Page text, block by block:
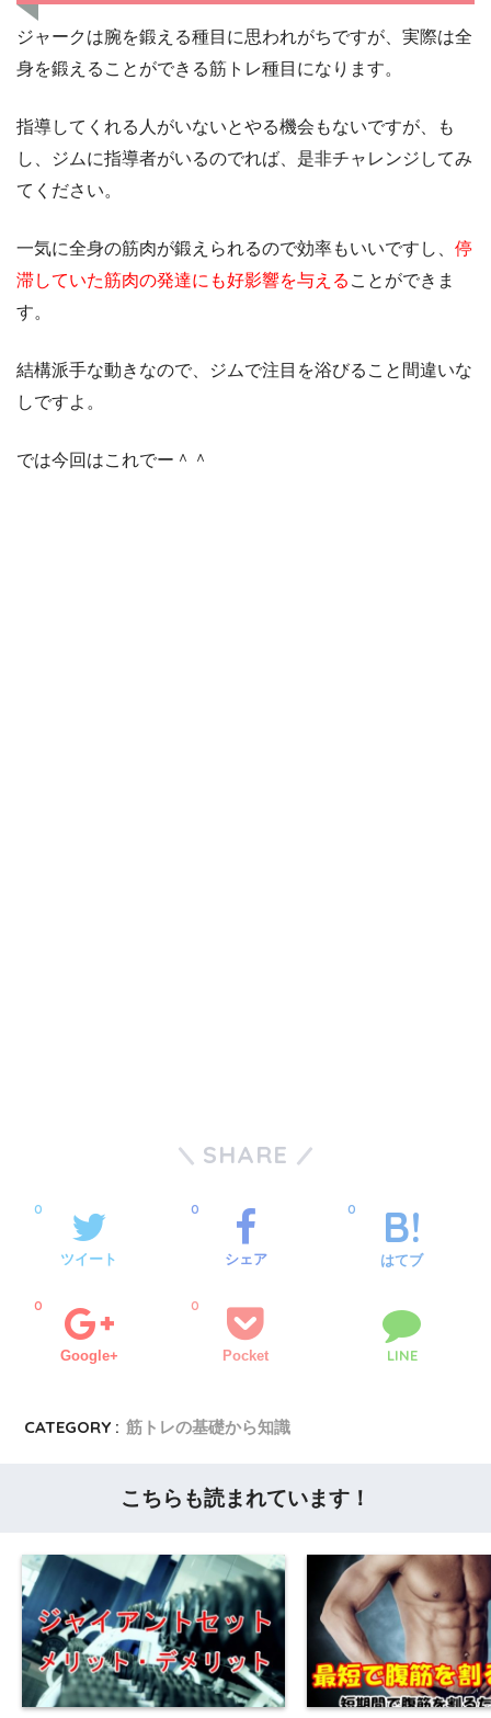
ジャークは腕を鍛える種目に思われがちですが、実際は全
身を鍛えることができる筋トレ種目になります。
指導してくれる人がいないとやる機会もないですが、も
し、ジムに指導者がいるのでれば、是非チャレンジしてみ
てください。
一気に全身の筋肉が鍛えられるので効率もいいですし、 停
滞していた筋肉の発達にも好影響を与える ことができま
す。
結構派手な動きなので、ジムで注目を浴びること間違いな
しですよ。
では今回はこれでー＾＾
SHARE
ツイート
0
シェア
0
はてブ
0
Google+
0
Pocket
0
LINE
CATEGORY : 筋トレの基礎から知識
こちらも読まれています！